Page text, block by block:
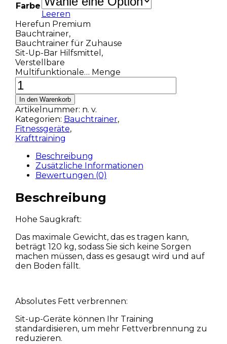
Farbe
Leeren
Herefun Premium
Bauchtrainer,
Bauchtrainer für Zuhause
Sit-Up-Bar Hilfsmittel,
Verstellbare
Multifunktionale… Menge
In den Warenkorb
Artikelnummer: n. v.
Kategorien: Bauchtrainer,
Fitnessgeräte,
Krafttraining
Beschreibung
Zusätzliche Informationen
Bewertungen (0)
Beschreibung
Hohe Saugkraft:
Das maximale Gewicht, das es tragen kann,
beträgt 120 kg, sodass Sie sich keine Sorgen
machen müssen, dass es gesaugt wird und auf
den Boden fällt.
Absolutes Fett verbrennen:
Sit-up-Geräte können Ihr Training
standardisieren, um mehr Fettverbrennung zu
reduzieren.